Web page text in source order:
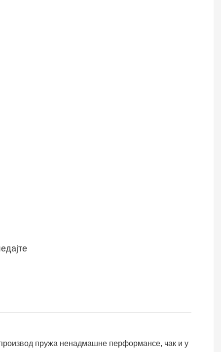
производ пружа ненадмашне перформансе, чак и у